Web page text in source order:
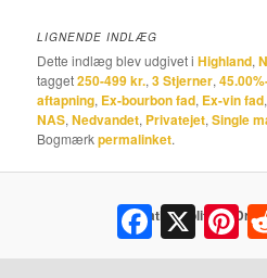
LIGNENDE INDLÆG
Dette indlæg blev udgivet iHighland,
tagget250-499 kr.,3 Stjerner,
aftapning, Ex-bourbon fad, Ex-vin fad
NAS,Nedvandet, Privatejet,Single
Bogmærkpermalinket.
Privatlivspolitik
Facebook
X